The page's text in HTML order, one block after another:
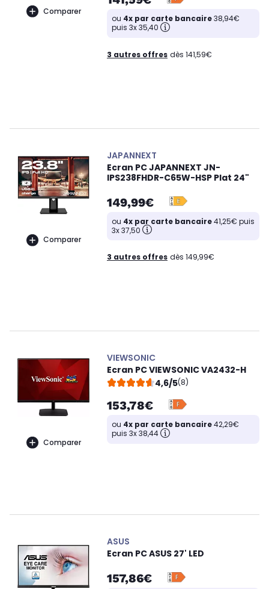
Comparer
ou 4x par carte bancaire38,94€
puis 3x 35,40
3 autres offres dès 141,59€
Comparer
JAPANNEXT
Ecran PC JAPANNEXT JN-
IPS238FHDR-C65W-HSP Plat 24"
149,99€
ou 4x par carte bancaire41,25€ puis
3x 37,50
3 autres offres dès 149,99€
Comparer
VIEWSONIC
Ecran PC VIEWSONIC VA2432-H
4,6/5(8)
153,78€
ou 4x par carte bancaire42,29€
puis 3x 38,44
ASUS
Ecran PC ASUS 27' LED
157,86€